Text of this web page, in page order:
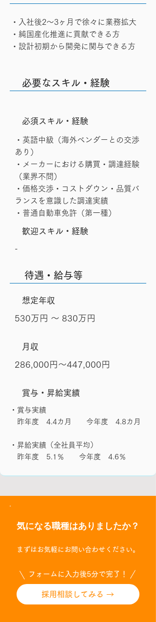
・入社後2〜3ヶ月で徐々に業務拡大
・純国産化推進に貢献できる方
・設計初期から開発に関与できる方
必要なスキル・経験
​必須スキル・経験
・英語中級（海外ベンダーとの交渉
あり）
・メーカーにおける購買・調達経験
（業界不問）
・価格交渉・コストダウン・品質バ
ランスを意識した調達実績
・普通自動車免許（第一種）
歓迎スキル・経験
-
待遇・給与等
想定年収
530万円 〜 830万円
月収
286,000円～447,000円
賞与・昇給実績
・賞与実績
昨年度 4.4カ月 今年度 4.8カ月
・昇給実績（全社員平均）
昨年度 5.1％ 今年度 4.6％
気になる職種はありましたか？
まずはお気軽にお問い合わせください。
フォームに入力後5分で完了！
採用相談してみる →